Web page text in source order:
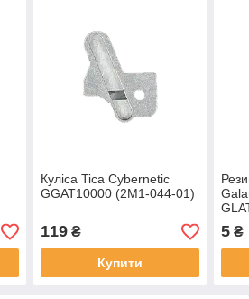
Куліса Tica Cybernetic
GGAT10000 (2M1-044-01)
119₴
Купити
5 ₴